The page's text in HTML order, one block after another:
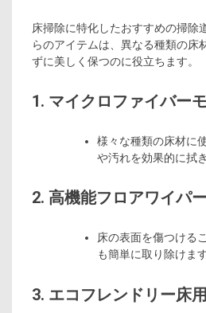
床掃除に特化したおすすめの掃除
らのアイテムは、異なる種類の床
ずに美しく保つのに役立ちます。
1. マイクロファイバー
様々な種類の床材に
や汚れを効果的に拭
2. 高機能フロアワイパー
床の表面を傷つける
も簡単に取り除けます
3. エコフレンドリー床